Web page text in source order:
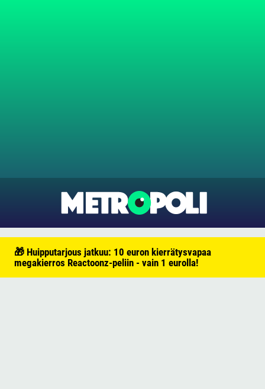
🎁 Huipputarjous jatkuu: 10 euron kierrätysvapaa
megakierros Reactoonz-peliin - vain 1 eurolla!